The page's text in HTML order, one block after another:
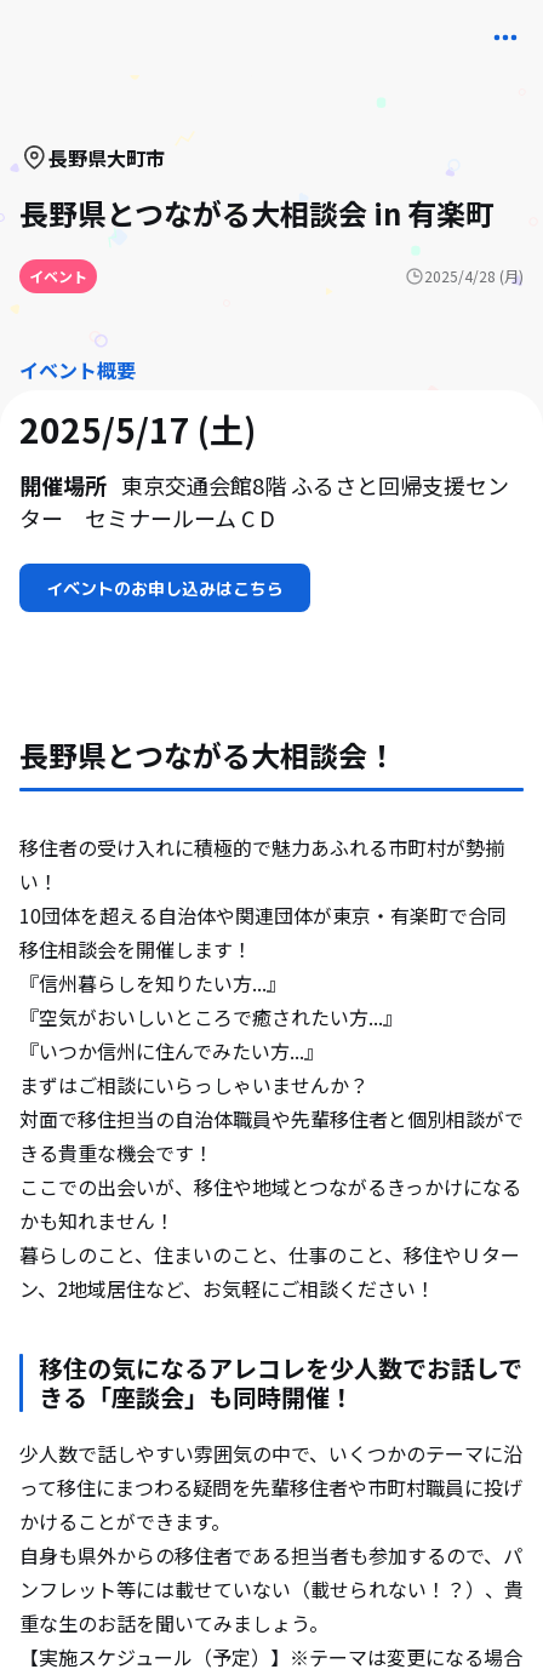
長野県大町市
長野県とつながる大相談会 in 有楽町
イベント 2025/4/28 (月)
イベント概要
2025/5/17 (土)
開催場所 東京交通会館8階 ふるさと回帰支援セン
ター セミナールーム C D
イベントのお申し込みはこちら
長野県とつながる大相談会！
移住者の受け入れに積極的で魅力あふれる市町村が勢揃
い！
10団体を超える自治体や関連団体が東京・有楽町で合同
移住相談会を開催します！
『信州暮らしを知りたい方...』
『空気がおいしいところで癒されたい方...』
『いつか信州に住んでみたい方...』
まずはご相談にいらっしゃいませんか？
対面で移住担当の自治体職員や先輩移住者と個別相談がで
きる貴重な機会です！
ここでの出会いが、移住や地域とつながるきっかけになる
かも知れません！
暮らしのこと、住まいのこと、仕事のこと、移住やＵター
ン、2地域居住など、お気軽にご相談ください！
移住の気になるアレコレを少人数でお話しで
きる「座談会」も同時開催！
少人数で話しやすい雰囲気の中で、いくつかのテーマに沿
って移住にまつわる疑問を先輩移住者や市町村職員に投げ
かけることができます。
自身も県外からの移住者である担当者も参加するので、パ
ンフレット等には載せていない（載せられない！？）、貴
重な生のお話を聞いてみましょう。
【実施スケジュール（予定）】※テーマは変更になる場合